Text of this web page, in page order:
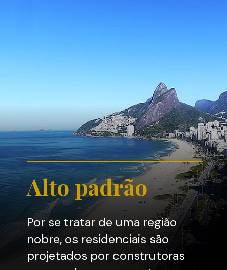
Por se tratar de uma região
nobre, os residenciais são
projetados por construtoras
Alto padrão